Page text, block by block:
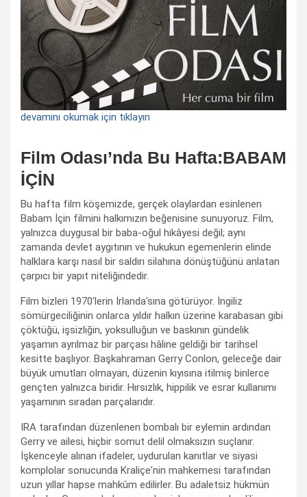
devamını okumak için tıklayın
Film Odası’nda Bu Hafta:BABAM
İÇİN
Bu hafta film köşemizde, gerçek olaylardan esinlenen
Babam İçin filmini halkımızın beğenisine sunuyoruz. Film,
yalnızca duygusal bir baba-oğul hikâyesi değil; aynı
zamanda devlet aygıtının ve hukukun egemenlerin elinde
halklara karşı nasıl bir saldırı silahına dönüştüğünü anlatan
çarpıcı bir yapıt niteliğindedir.
Film bizleri 1970'lerin İrlanda'sına götürüyor. İngiliz
sömürgeciliğinin onlarca yıldır halkın üzerine karabasan gibi
çöktüğü, işsizliğin, yoksulluğun ve baskının gündelik
yaşamın ayrılmaz bir parçası hâline geldiği bir tarihsel
kesitte başlıyor. Başkahraman Gerry Conlon, geleceğe dair
büyük umutları olmayan, düzenin kıyısına itilmiş binlerce
gençten yalnızca biridir. Hırsızlık, hippilik ve esrar kullanımı
yaşamının sıradan parçalarıdır.
IRA tarafından düzenlenen bombalı bir eylemin ardından
Gerry ve ailesi, hiçbir somut delil olmaksızın suçlanır.
İşkenceyle alınan ifadeler, uydurulan kanıtlar ve siyasi
komplolar sonucunda Kraliçe'nin mahkemesi tarafından
uzun yıllar hapse mahkûm edilirler. Bu adaletsiz hükmün